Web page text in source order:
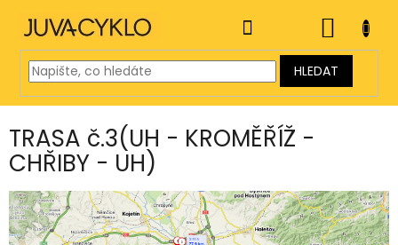
obsah
HLEDAT
KOŠÍK
TRASA č.3(UH - KROMĚŘÍŽ -
CHŘIBY - UH)